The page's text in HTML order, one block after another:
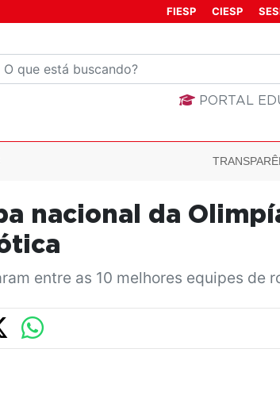
FIESP CIESP
PORTAL
nacional da
entre as 10 melhores equipes de